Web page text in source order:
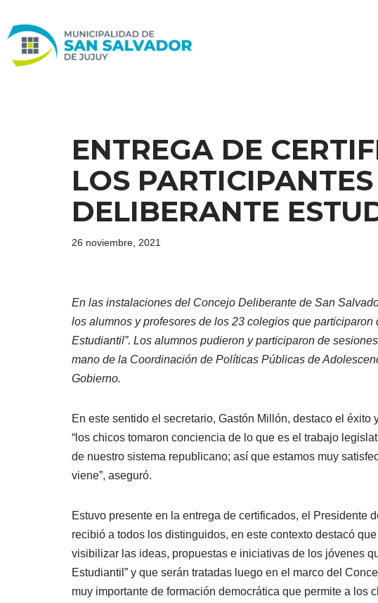
Ir
al
ENTREGA DE
LOS
DELIBERANTE
26 noviembre, 2021
En las instalaciones del Concejo Deliberante de San
los alumnos y profesores de los 23 colegios que
Estudiantil”. Los alumnos pudieron y participaron de
mano de la Coordinación de Políticas Públicas de
Gobierno.
En este sentido el secretario, Gastón Millón, destaco el
“los chicos tomaron conciencia de lo que es el trabajo
de nuestro sistema republicano; así que estamos muy
viene”, aseguró.
Estuvo presente en la entrega de certificados, el Presidente
recibió a todos los distinguidos, en este contexto destacó
visibilizar las ideas, propuestas e iniciativas de los jóvenes
Estudiantil” y que serán tratadas luego en el marco del
muy importante de formación democrática que permite a los